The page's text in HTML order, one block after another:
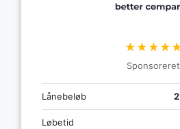
Sponsoreret
Lånebeløb
Løbetid